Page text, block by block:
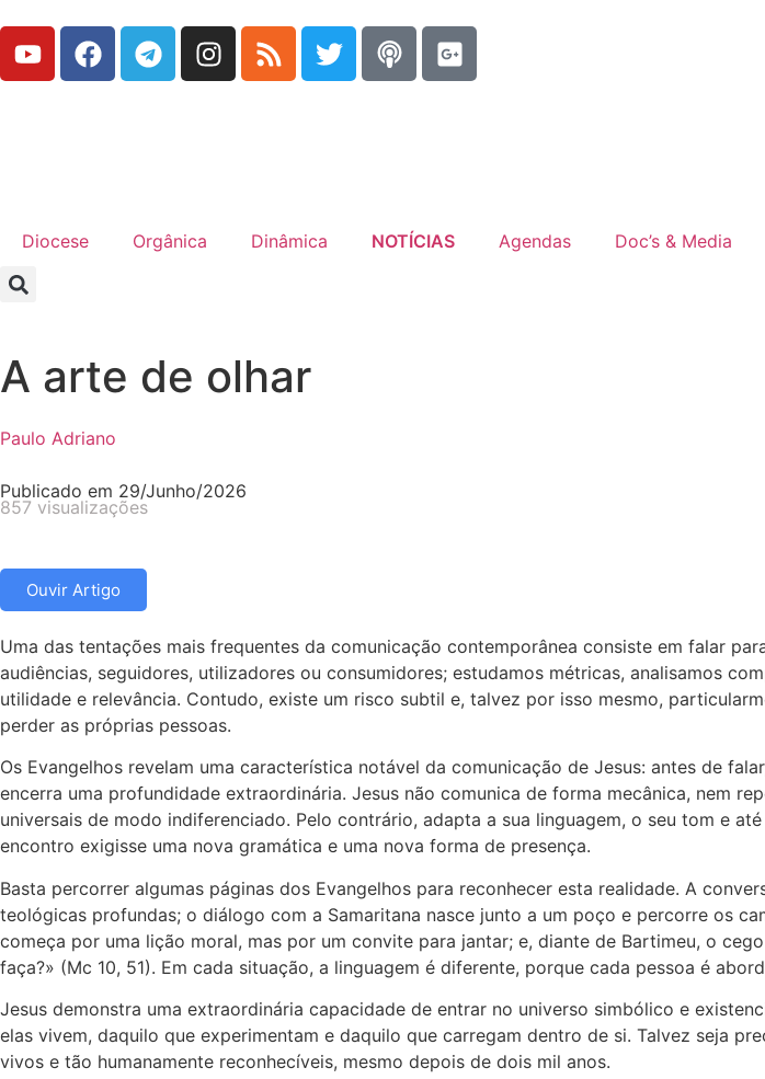
Diocese Orgânica Dinâmica NOTÍCIAS Agendas Doc’s & Media
A arte de olhar
Paulo Adriano
Publicado em 29/Junho/2026
857 visualizações
Ouvir Artigo
Uma das tentações mais frequentes da comunicação contemporânea consiste em falar
audiências, seguidores, utilizadores ou consumidores; estudamos métricas, analisamos
utilidade e relevância. Contudo, existe um risco subtil e, talvez por isso mesmo,
perder as próprias pessoas.
Os Evangelhos revelam uma característica notável da comunicação de Jesus: antes de
encerra uma profundidade extraordinária. Jesus não comunica de forma mecânica, nem
universais de modo indiferenciado. Pelo contrário, adapta a sua linguagem, o seu tom e
encontro exigisse uma nova gramática e uma nova forma de presença.
Basta percorrer algumas páginas dos Evangelhos para reconhecer esta realidade. A
teológicas profundas; o diálogo com a Samaritana nasce junto a um poço e percorre os
começa por uma lição moral, mas por um convite para jantar; e, diante de Bartimeu, o
faça?» (Mc 10, 51). Em cada situação, a linguagem é diferente, porque cada pessoa é
Jesus demonstra uma extraordinária capacidade de entrar no universo simbólico e
elas vivem, daquilo que experimentam e daquilo que carregam dentro de si. Talvez seja
vivos e tão humanamente reconhecíveis, mesmo depois de dois mil anos.